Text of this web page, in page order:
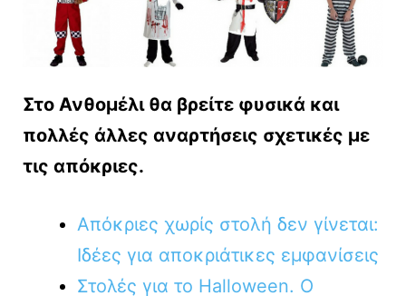
Στο Ανθομέλι θα βρείτε φυσικά και
πολλές άλλες αναρτήσεις σχετικές με
τις απόκριες.
Απόκριες χωρίς στολή δεν γίνεται:
Ιδέες για αποκριάτικες εμφανίσεις
Στολές για το Halloween. Ο